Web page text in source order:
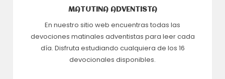
MATUTINA ADVENTISTA
En nuestro sitio web encuentras todas las
devociones matinales adventistas para leer cada
día. Disfruta estudiando cualquiera de los 16
devocionales disponibles.